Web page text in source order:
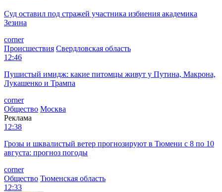
Суд оставил под стражей участника избиения академика
Зезина
corner
Происшествия Свердловская область
12:46
Пушистый имидж: какие питомцы живут у Путина, Макрона,
Лукашенко и Трампа
corner
Общество Москва
Реклама
12:38
Грозы и шквалистый ветер прогнозируют в Тюмени с 8 по 10
августа: прогноз погоды
corner
Общество Тюменская область
12:33